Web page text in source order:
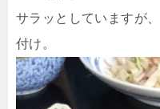
サラッとしていますが
付け。